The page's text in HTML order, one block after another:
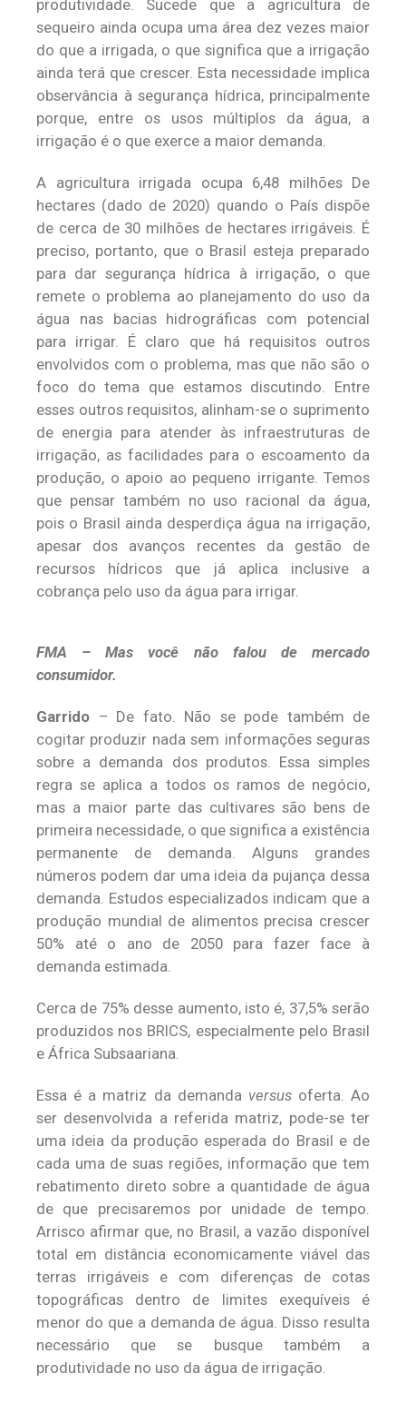
produtividade. Sucede que a agricultura de
sequeiro ainda ocupa uma área dez vezes maior
do que a irrigada, o que significa que a irrigação
ainda terá que crescer. Esta necessidade implica
observância à segurança hídrica, principalmente
porque, entre os usos múltiplos da água, a
irrigação é o que exerce a maior demanda.
A agricultura irrigada ocupa 6,48 milhões De
hectares (dado de 2020) quando o País dispõe
de cerca de 30 milhões de hectares irrigáveis. É
preciso, portanto, que o Brasil esteja preparado
para dar segurança hídrica à irrigação, o que
remete o problema ao planejamento do uso da
água nas bacias hidrográficas com potencial
para irrigar. É claro que há requisitos outros
envolvidos com o problema, mas que não são o
foco do tema que estamos discutindo. Entre
esses outros requisitos, alinham-se o suprimento
de energia para atender às infraestruturas de
irrigação, as facilidades para o escoamento da
produção, o apoio ao pequeno irrigante. Temos
que pensar também no uso racional da água,
pois o Brasil ainda desperdiça água na irrigação,
apesar dos avanços recentes da gestão de
recursos hídricos que já aplica inclusive a
cobrança pelo uso da água para irrigar.
FMA – Mas você não falou de mercado
consumidor.
Garrido – De fato. Não se pode também de
cogitar produzir nada sem informações seguras
sobre a demanda dos produtos. Essa simples
regra se aplica a todos os ramos de negócio,
mas a maior parte das cultivares são bens de
primeira necessidade, o que significa a existência
permanente de demanda. Alguns grandes
números podem dar uma ideia da pujança dessa
demanda. Estudos especializados indicam que a
produção mundial de alimentos precisa crescer
50% até o ano de 2050 para fazer face à
demanda estimada.
Cerca de 75% desse aumento, isto é, 37,5% serão
produzidos nos BRICS, especialmente pelo Brasil
e África Subsaariana.
Essa é a matriz da demanda versusoferta. Ao
ser desenvolvida a referida matriz, pode-se ter
uma ideia da produção esperada do Brasil e de
cada uma de suas regiões, informação que tem
rebatimento direto sobre a quantidade de água
de que precisaremos por unidade de tempo.
Arrisco afirmar que, no Brasil, a vazão disponível
total em distância economicamente viável das
terras irrigáveis e com diferenças de cotas
topográficas dentro de limites exequíveis é
menor do que a demanda de água. Disso resulta
necessário que se busque também a
produtividade no uso da água de irrigação.